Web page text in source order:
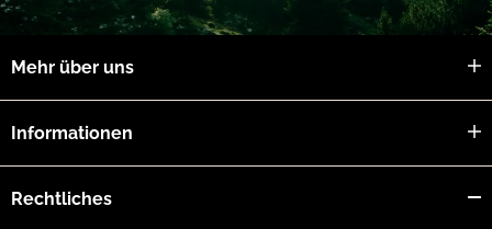
Mehr über uns
Informationen
Rechtliches